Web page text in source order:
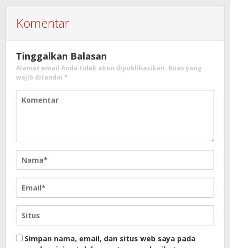
Komentar
Tinggalkan Balasan
Alamat email Anda tidak akan dipublikasikan. Ruas yang
wajib ditandai *
Simpan nama, email, dan situs web saya pada